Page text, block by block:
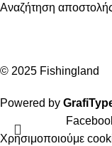
Αναζήτηση
© 2025 Fishingland
Powered by
Χρησιμοποιούμε